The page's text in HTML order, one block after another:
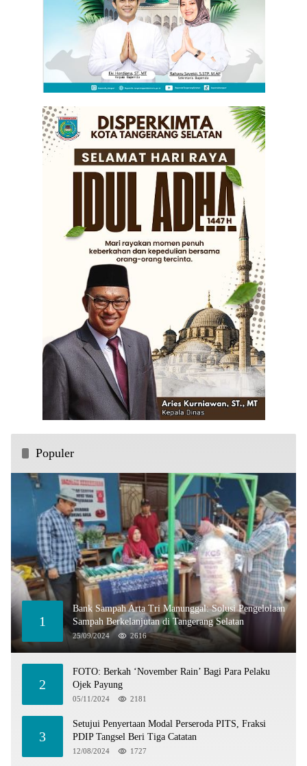
Populer
1
Bank Sampah Arta Tri Manunggal: Solusi Pengelolaan
Sampah Berkelanjutan di Tangerang Selatan
25/09/2024 2616
2
FOTO: Berkah ‘November Rain’ Bagi Para Pelaku
Ojek Payung
05/11/2024 2181
3
Setujui Penyertaan Modal Perseroda PITS, Fraksi
PDIP Tangsel Beri Tiga Catatan
12/08/2024 1727